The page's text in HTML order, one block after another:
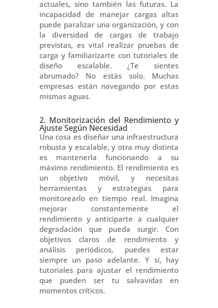
actuales, sino también las futuras. La
incapacidad de manejar cargas altas
puede paralizar una organización, y con
la diversidad de cargas de trabajo
previstas, es vital realizar pruebas de
carga y familiarizarte con tutoriales de
diseño escalable. ¿Te sientes
abrumado? No estás solo. Muchas
empresas están navegando por estas
mismas aguas.
2. Monitorización del Rendimiento y
Ajuste Según Necesidad
Una cosa es diseñar una infraestructura
robusta y escalable, y otra muy distinta
es mantenerla funcionando a su
máximo rendimiento. El rendimiento es
un objetivo móvil, y necesitas
herramientas y estrategias para
monitorearlo en tiempo real. Imagina
mejorar constantemente el
rendimiento y anticiparte a cualquier
degradación que pueda surgir. Con
objetivos claros de rendimiento y
análisis periódicos, puedes estar
siempre un paso adelante. Y sí, hay
tutoriales para ajustar el rendimiento
que pueden ser tu salvavidas en
momentos críticos.